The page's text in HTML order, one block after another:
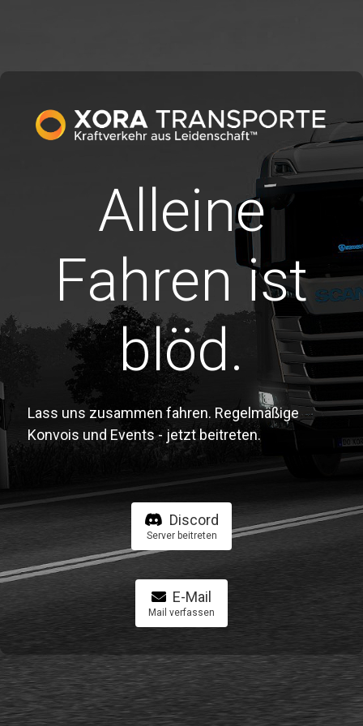
Alleine
Fahren ist
blöd.
Lass uns zusammen fahren. Regelmäßige
Konvois und Events - jetzt beitreten.
Discord
Server beitreten
E-Mail
Mail verfassen